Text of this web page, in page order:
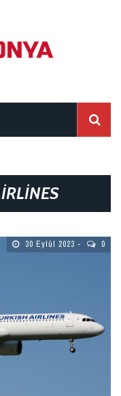
30 Eylül 2023 0